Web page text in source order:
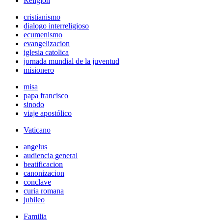
cristianismo
dialogo interreligioso
ecumenismo
evangelizacion
iglesia catolica
jornada mundial de la juventud
misionero
misa
papa francisco
sinodo
viaje apostólico
Vaticano
angelus
audiencia general
beatificacion
canonizacion
conclave
curia romana
jubileo
Familia